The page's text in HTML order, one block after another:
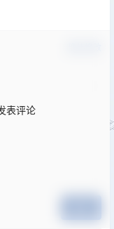
表评论